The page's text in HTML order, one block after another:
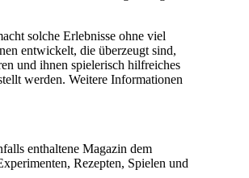
solche Erlebnisse ohne viel
entwickelt, die überzeugt sind,
und ihnen spielerisch hilfreiches
werden. Weitere Informationen
enthaltene Magazin dem
Rezepten, Spielen und